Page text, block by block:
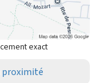
exact
proximité